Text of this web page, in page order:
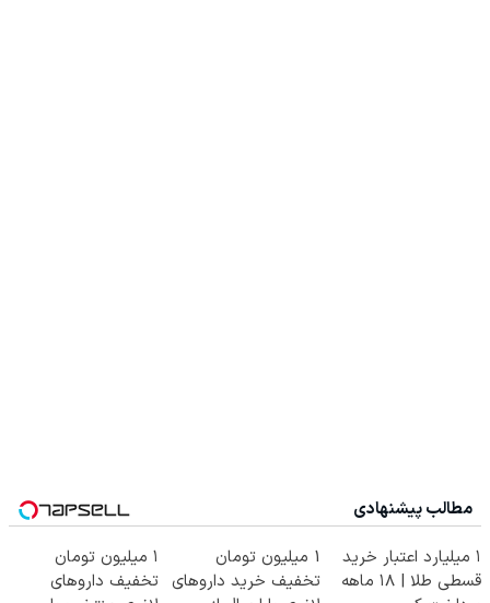
مطالب پیشنهادی
۱ میلیارد اعتبار خرید
قسطی طلا | ۱۸ ماهه
1 میلیون تومان
تخفیف خرید داروهای
۱ میلیون تومان
تخفیف داروهای